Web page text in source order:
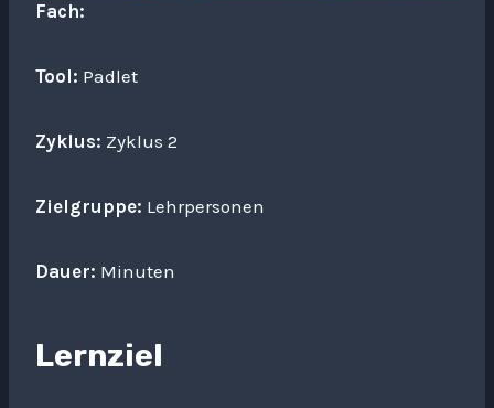
Fach:
Tool: Padlet
Zyklus: Zyklus 2
Zielgruppe: Lehrpersonen
Dauer: Minuten
Lernziel